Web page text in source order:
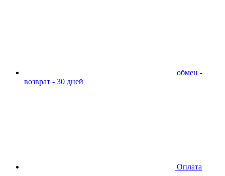
обмен -
возврат - 30 дней
Оплата